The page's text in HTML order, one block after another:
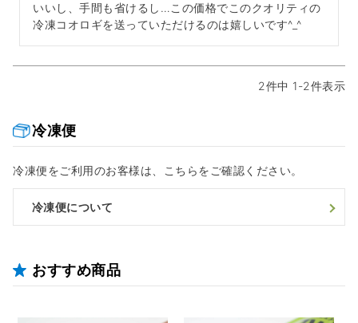
冷凍便
冷凍便をご利用のお客様は、こちらをご確認ください。
冷凍便について
おすすめ商品
いいし、手間も省けるし…この価格でこのクオリティの
冷凍コオロギを送っていただけるのは嬉しいです^_^
2件中 1-2件表示